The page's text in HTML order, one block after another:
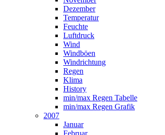
Dezember
Temperatur
Feuchte
Luftdruck
Wind
Windböen
Windrichtung
Regen
Klima
History
min/max Regen Tabelle
min/max Regen Grafik
2007
Januar
Februar